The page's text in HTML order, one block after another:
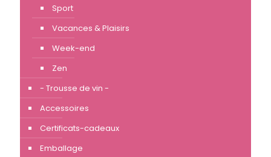
Sport
Vacances & Plaisirs
Week-end
Zen
- Trousse de vin -
Accessoires
Certificats-cadeaux
Emballage